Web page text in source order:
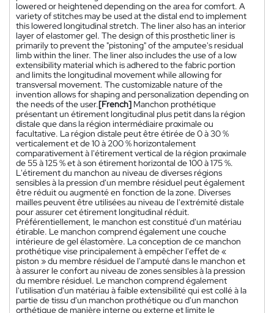
lowered or heightened depending on the area for comfort. A
variety of stitches may be used at the distal end to implement
this lowered longitudinal stretch. The liner also has an interior
layer of elastomer gel. The design of this prosthetic liner is
primarily to prevent the "pistoning" of the amputee's residual
limb within the liner. The liner also includes the use of a low
extensibility material which is adhered to the fabric portion
and limits the longitudinal movement while allowing for
transversal movement. The customizable nature of the
invention allows for shaping and personalization depending on
the needs of the user.[French] Manchon prothétique
présentant un étirement longitudinal plus petit dans la région
distale que dans la région intermédiaire proximale ou
facultative. La région distale peut être étirée de 0 à 30 %
verticalement et de 10 à 200 % horizontalement
comparativement à l'étirement vertical de la région proximale
de 55 à 125 % et à son étirement horizontal de 100 à 175 %.
L'étirement du manchon au niveau de diverses régions
sensibles à la pression d'un membre résiduel peut également
être réduit ou augmenté en fonction de la zone. Diverses
mailles peuvent être utilisées au niveau de l'extrémité distale
pour assurer cet étirement longitudinal réduit.
Préférentiellement, le manchon est constitué d'un matériau
étirable. Le manchon comprend également une couche
intérieure de gel élastomère. La conception de ce manchon
prothétique vise principalement à empêcher l'effet de «
piston » du membre résiduel de l'amputé dans le manchon et
à assurer le confort au niveau de zones sensibles à la pression
du membre résiduel. Le manchon comprend également
l'utilisation d'un matériau à faible extensibilité qui est collé à la
partie de tissu d'un manchon prothétique ou d'un manchon
orthétique de manière interne ou externe et limite le